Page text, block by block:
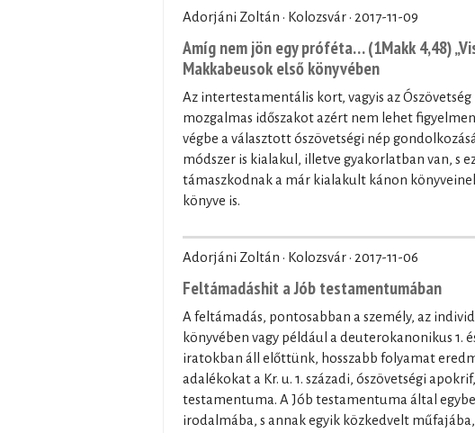
Adorjáni Zoltán · Kolozsvár · 2017-11-09
Amíg nem jön egy próféta… (1Makk 4,48)
Makkabeusok első könyvében
Az intertestamentális kort, vagyis az
mozgalmas időszakot azért nem lehet
végbe a választott ószövetségi nép
módszer is kialakul, illetve gyakorlatban van, s
támaszkodnak a már kialakult kánon
könyve is.
Adorjáni Zoltán · Kolozsvár · 2017-11-06
Feltámadáshit a Jób testamentumában
A feltámadás, pontosabban a személy, az
könyvében vagy például a deuterokanonikus 1.
iratokban áll előttünk, hosszabb folyamat
adalékokat a Kr. u. 1. századi, ószövetségi
testamentuma. A Jób testamentuma által
irodalmába, s annak egyik közkedvelt